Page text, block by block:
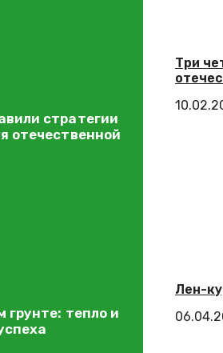
Три
Лен-
стратегии
отечественной
грунте: тепло и